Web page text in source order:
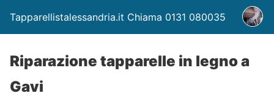
Tapparellistalessandria.it Chiama 0131 080035
Riparazione tapparelle in legno a
Gavi